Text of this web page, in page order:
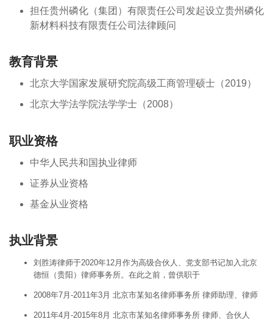
担任贵州磷化（集团）有限责任公司发起设立贵州磷化
新材料科技有限责任公司法律顾问
教育背景
北京大学国家发展研究院高级工商管理硕士（2019）
北京大学法学院法学学士（2008）
职业资格
中华人民共和国执业律师
证券从业资格
基金从业资格
执业背景
刘胜涛律师于2020年12月作为高级合伙人、党支部书记加入北京
德恒（贵阳）律师事务所。在此之前，曾供职于
2008年7月-2011年3月 北京市某知名律师事务所 律师助理、律师
2011年4月-2015年8月 北京市某知名律师事务所 律师、合伙人